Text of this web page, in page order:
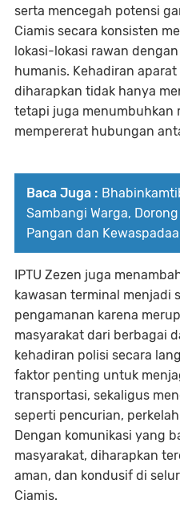
serta mencegah potensi
Ciamis secara konsisten
lokasi-lokasi rawan
humanis. Kehadiran
diharapkan tidak hanya
tetapi juga menumbuhkan
mempererat hubungan
Baca Juga :
Sambangi Warga,
Pangan dan
IPTU Zezen juga
kawasan terminal menjadi
pengamanan karena
masyarakat dari berbagai
kehadiran polisi secara
faktor penting untuk
transportasi, sekaligus
seperti pencurian,
Dengan komunikasi yang
masyarakat, diharapkan
aman, dan kondusif di
Ciamis.